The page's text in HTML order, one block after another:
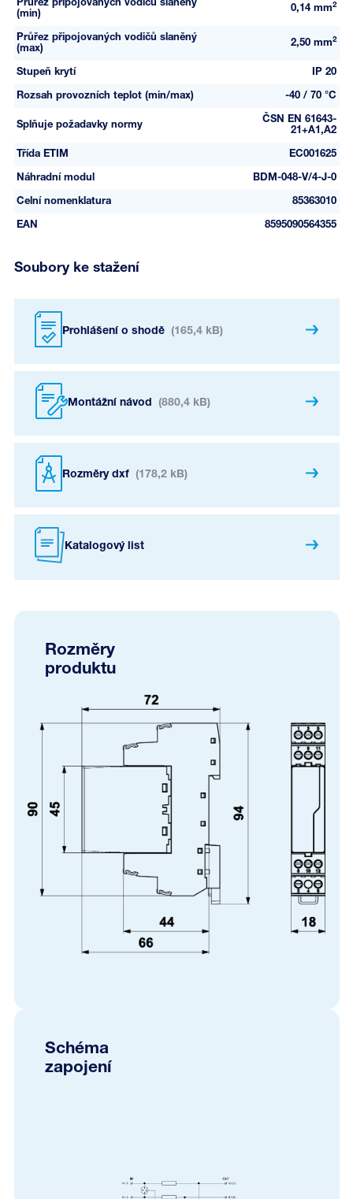
Průřez připojovaných vodičů slaněný
(min)
0,14 mm2
Průřez připojovaných vodičů slaněný
(max)
2,50 mm2
Stupeň krytí IP 20
Rozsah provozních teplot (min/max) -40 / 70 °C
Splňuje požadavky normy
ČSN EN 61643-
21+A1,A2
Třída ETIM EC001625
Náhradní modul BDM-048-V/4-J-0
Celní nomenklatura 85363010
EAN 8595090564355
Soubory ke stažení
Prohlášení o shodě (165,4 kB)
Montážní návod (880,4 kB)
Rozměry dxf (178,2 kB)
Katalogový list
Rozměry
produktu
Schéma
zapojení